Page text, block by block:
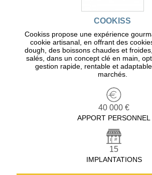
COOKISS
Cookiss propose une expérience
cookie artisanal, en offrant des
dough, des boissons chaudes et
salés, dans un concept clé en main,
gestion rapide, rentable et
marchés.
40 000 €
APPORT PERSONNEL
15
IMPLANTATIONS